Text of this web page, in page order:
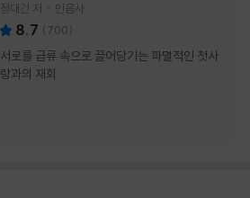
정대건 저 민음사
8.7 (700)
서로를 급류 속으로 끌어당기는 파멸적인 첫사
랑과의 재회